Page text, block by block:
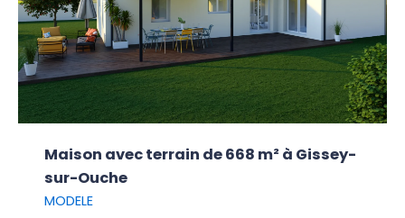
Maison avec terrain de 668 m² à Gissey-
sur-Ouche
MODELE